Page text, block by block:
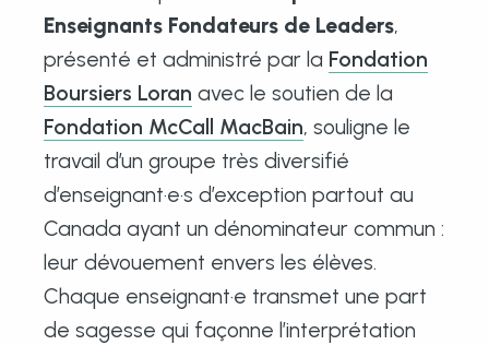
Enseignants Fondateurs de Leaders,
présenté et administré par la Fondation
Boursiers Loran avec le soutien de la
Fondation McCall MacBain, souligne le
travail d’un groupe très diversifié
d’enseignant·e·s d’exception partout au
Canada ayant un dénominateur commun :
leur dévouement envers les élèves.
Chaque enseignant·e transmet une part
de sagesse qui façonne l’interprétation